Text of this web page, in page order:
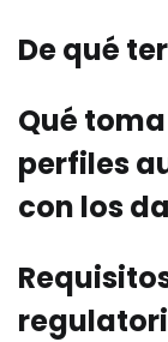
De qué
Qué
perfiles
con los